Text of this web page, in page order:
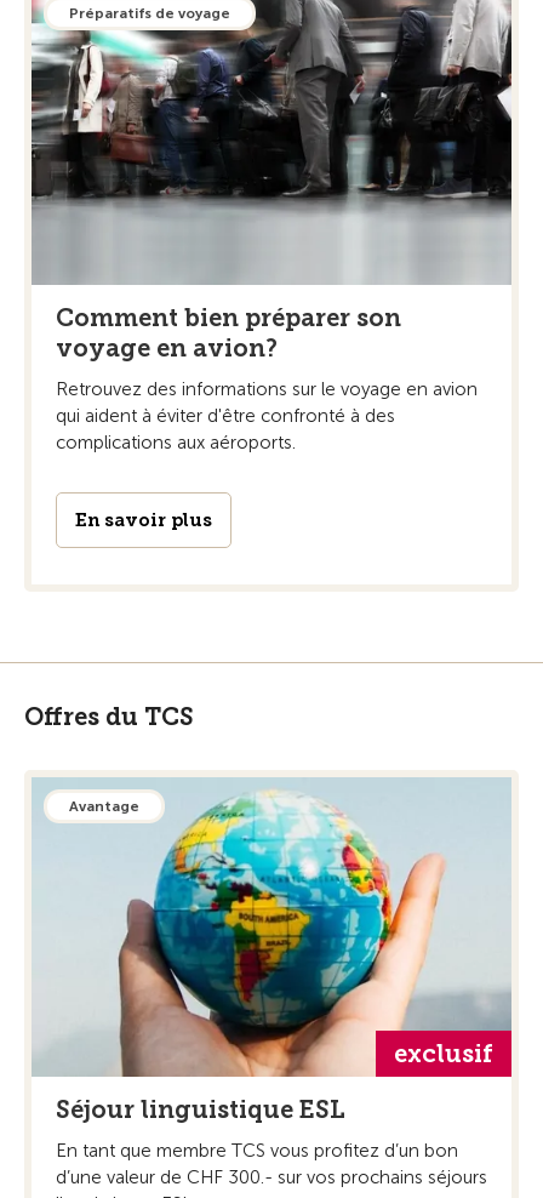
Préparatifs de voyage
Comment bien préparer son
voyage en avion?
Retrouvez des informations sur le voyage en avion
qui aident à éviter d'être confronté à des
complications aux aéroports.
En savoir plus
Offres du TCS
Avantage
exclusif
Séjour linguistique ESL
En tant que membre TCS vous profitez d’un bon
d’une valeur de CHF 300.- sur vos prochains séjours